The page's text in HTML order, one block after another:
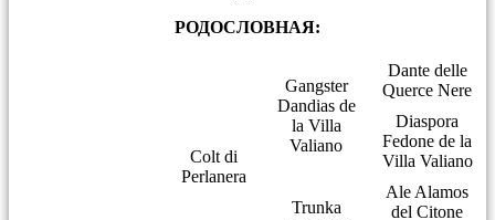
РОДОСЛОВНАЯ:
Colt di
Perlanera
Gangster
Dandias de
la Villa
Valiano
Dante delle
Querce Nere
Diaspora
Fedone de la
Villa Valiano
Trunka
Ale Alamos
del Citone